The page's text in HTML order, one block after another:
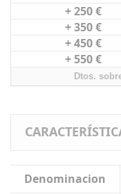
+ 250 €
+ 350 €
+ 450 €
+ 550 €
Dtos.
Denominacion